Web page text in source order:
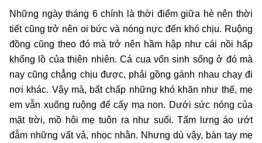
Những ngày tháng 6 chính là thời điểm giữa hè nên thời
tiết cũng trở nên oi bức và nóng nực đến khó chịu. Ruộng
đồng cũng theo đó mà trở nên hầm hập như cái nồi hấp
khổng lồ của thiên nhiên. Cá cua vốn sinh sống ở đó mà
nay cũng chẳng chịu được, phải gồng gánh nhau chạy đi
nơi khác. Vậy mà, bất chấp những khó khăn như thế, mẹ
em vẫn xuống ruộng để cấy mạ non. Dưới sức nóng của
mặt trời, mồ hôi mẹ tuôn ra như suối. Tấm lưng áo ướt
đẫm những vất vả, nhọc nhằn. Nhưng dù vậy, bàn tay mẹ